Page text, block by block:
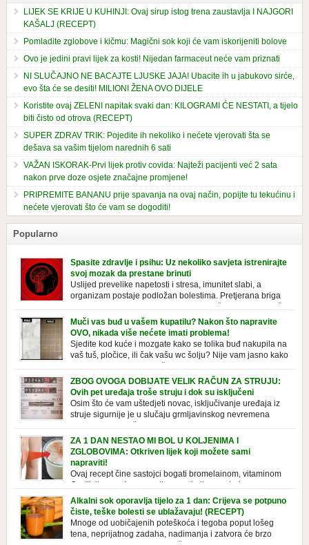
LIJEK SE KRIJE U KUHINJI: Ovaj sirup istog trena zaustavlja I NAJGORI
KAŠALJ (RECEPT)
Pomladite zglobove i kičmu: Magični sok koji će vam iskorijeniti bolove
Ovo je jedini pravi lijek za kosti! Nijedan farmaceut neće vam priznati
NI SLUČAJNO NE BACAJTE LJUSKE JAJA! Ubacite ih u jabukovo sirće,
evo šta će se desiti! MILIONI ŽENA OVO DIJELE
Koristite ovaj ZELENI napitak svaki dan: KILOGRAMI ĆE NESTATI, a tijelo
biti čisto od otrova (RECEPT)
SUPER ZDRAV TRIK: Pojedite ih nekoliko i nećete vjerovati šta se
dešava sa vašim tijelom narednih 6 sati
VAŽAN ISKORAK-Prvi lijek protiv covida: Najteži pacijenti već 2 sata
nakon prve doze osjete značajne promjene!
PRIPREMITE BANANU prije spavanja na ovaj način, popijte tu tekućinu i
nećete vjerovati što će vam se dogoditi!
Popularno
Spasite zdravlje i psihu: Uz nekoliko savjeta istrenirajte
svoj mozak da prestane brinuti
Uslijed prevelike napetosti i stresa, imunitet slabi, a
organizam postaje podložan bolestima. Pretjerana briga
ostavlja posljedice na mentalno i na fizičko zdravlje. Može
izazvati stres, depresiju, umor i loše zdravstveno stanje. Jeste li znali da
pretjerana briga može povećati broj otkucaja srca, otežati disanje i
izazvati bljedilo lica? Krv se povlači s površine i odlazi […]
Muči vas buđ u vašem kupatilu? Nakon što napravite
OVO, nikada više nećete imati problema!
Sjedite kod kuće i mozgate kako se tolika buđ nakupila na
vaš tuš, pločice, ili čak vašu wc šolju? Nije vam jasno kako
ne izgleda nikako lijepo. Na svu sreću, donosimo vam jednostavan
pripravak koji sami možete napraviti u vašem domu, a […]
ZBOG OVOGA DOBIJATE VELIK RAČUN ZA STRUJU:
Ovih pet uređaja troše struju i dok su isključeni
Osim što će vam uštedjeti novac, isključivanje uređaja iz
struje sigurnije je u slučaju grmljavinskog nevremena
Znate li da vaši kućanski aparati vode tajni život dok su isključeni? Ovo
je popis uređaja koji troše električnu energiju čak i kada su u stanju
mirovanja: Punjač mobitela […]
ZA 1 DAN NESTAO MI BOL U KOLJENIMA I
ZGLOBOVIMA: Otkriven lijek koji možete sami
napraviti!
Ovaj recept čine sastojci bogati bromelainom, vitaminom
C, silicijumom i magnezijumom, koji ne smiruju samo
bolna koljena i zglobove, već i jačaju tetive i ligamente. Iako se
uglavnom javlja u starijoj dobi, zbog starenja ligamenata i zglobova, to
se takođe može pripisati lošem držanju ili nošenju neprikladne obuće
duže vrijeme. Srećom, tu je efektan prirodni […]
Alkalni sok oporavlja tijelo za 1 dan: Crijeva se potpuno
čiste, teške bolesti se ublažavaju! (RECEPT)
Mnoge od uobičajenih poteškoća i tegoba poput lošeg
tena, neprijatnog zadaha, nadimanja i zatvora će brzo